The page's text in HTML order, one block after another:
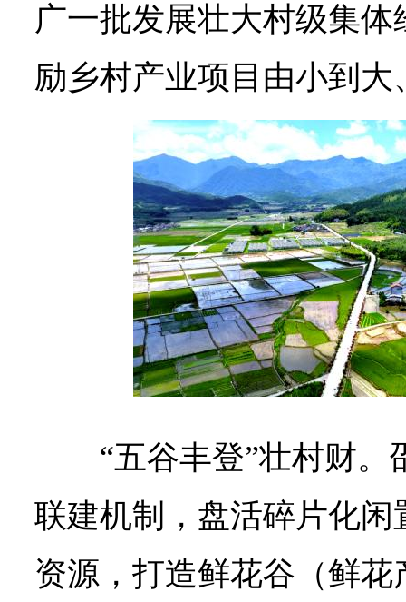
广一批发展壮大村级集
励乡村产业项目由小到
“五谷丰登”壮村财
联建机制，盘活碎片化
资源，打造鲜花谷（鲜